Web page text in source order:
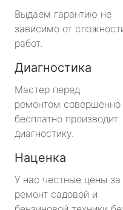
Выдаем гарантию не
зависимо от
работ.
Диагностика
Мастер перед
ремонтом совершенно
бесплатно производит
диагностику.
Наценка
У нас честные цены за
ремонт садовой и